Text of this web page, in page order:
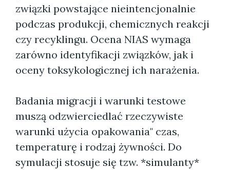
związki powstające nieintencjonalnie
podczas produkcji, chemicznych reakcji
czy recyklingu. Ocena NIAS wymaga
zarówno identyfikacji związków, jak i
oceny toksykologicznej ich narażenia.
Badania migracji i warunki testowe
muszą odzwierciedlać rzeczywiste
warunki użycia opakowania" czas,
temperaturę i rodzaj żywności. Do
symulacji stosuje się tzw. *simulanty*